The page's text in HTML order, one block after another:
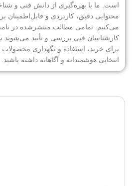
است. ما با بهره‌گیری از دانش فنی و
محتوایی دقیق، کاربردی و قابل‌اطمینان
می‌کنیم. تمامی مطالب منتشرشده در
کارشناسان فنی بررسی و تأیید می‌شوند
برای خرید، استفاده و نگهداری محصولات
انتخابی هوشمندانه و آگاهانه داشته باشید.